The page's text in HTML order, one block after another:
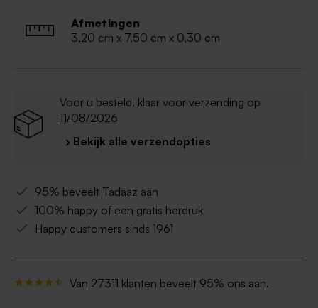
Afmetingen
3,20 cm x 7,50 cm x 0,30 cm
Voor u besteld, klaar voor verzending op
11/08/2026
› Bekijk alle verzendopties
95% beveelt Tadaaz aan
100% happy of een gratis herdruk
Happy customers sinds 1961
Van 27311 klanten beveelt 95% ons aan.